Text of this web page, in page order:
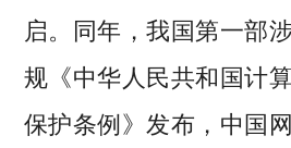
启。同年，我国第一部
规《中华人民共和国计
保护条例》发布，中国